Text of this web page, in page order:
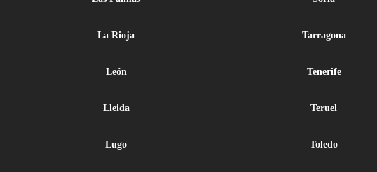
La Rioja
León
Lleida
Lugo
Tarragona
Tenerife
Teruel
Toledo